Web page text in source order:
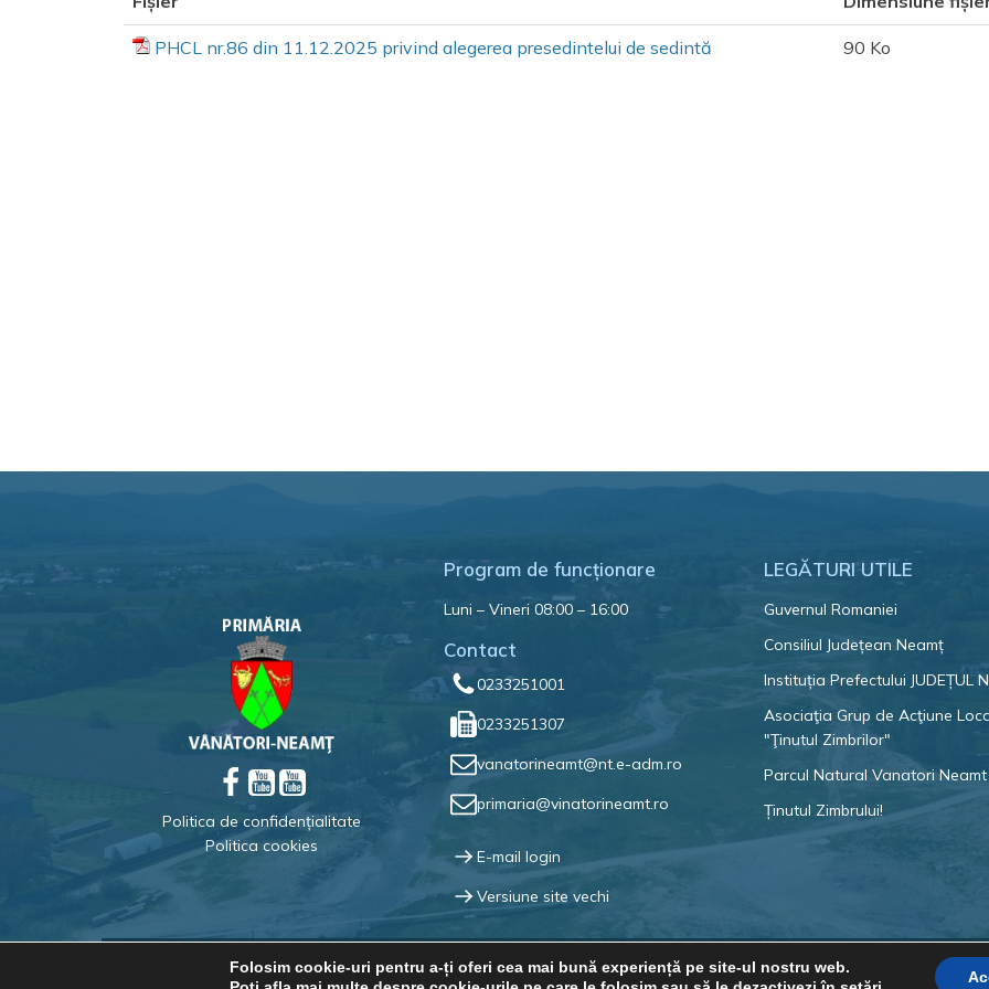
PHCL nr.86 din 11.12.2025 privind alegerea presedintelui de sedintă 90 Ko
Politica de confidențialitate
Politica cookies
Program de funcționare
Luni – Vineri 08:00 – 16:00
Contact
0233251001
0233251307
vanatorineamt@nt.e-adm.ro
primaria@vinatorineamt.ro
E-mail login
Versiune site vechi
LEGĂTURI UTILE
Guvernul Romaniei
Consiliul Județean Neamț
Instituția Prefectului JUDEȚUL
Asociaţia Grup de Acţiune
"Ţinutul Zimbrilor"
Parcul Natural Vanatori Neamt
Ținutul Zimbrului!
© 2023 Primăria Comunei Vânători-Neamț
Folosim cookie-uri pentru a-ți oferi cea mai bună experiență pe site-ul nostru web.